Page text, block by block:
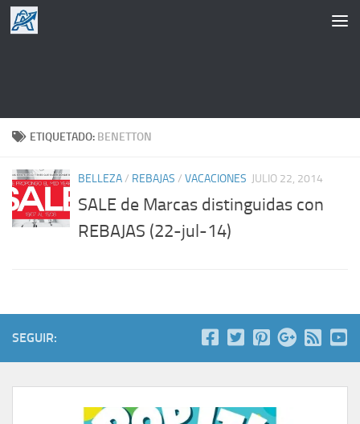
Saltar al contenido
ETIQUETADO: BENETTON
BELLEZA/ REBAJAS / VACACIONES JULIO 22, 2014
SALE de Marcas distinguidas con
REBAJAS (22-jul-14)
SEGUIR: